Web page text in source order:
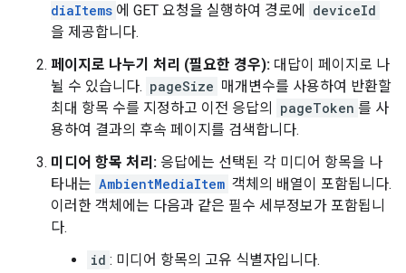
diaItems 에 GET 요청을 실행하여 경로에
deviceId
을 제공합니다.
페이지로 나누기 처리 (필요한 경우): 대답이 페이지로 나
뉠 수 있습니다. pageSize 매개변수를 사용하여 반환할
최대 항목 수를 지정하고 이전 응답의
pageToken 를 사
용하여 결과의 후속 페이지를 검색합니다.
미디어 항목 처리: 응답에는 선택된 각 미디어 항목을 나
타내는 AmbientMediaItem 객체의 배열이 포함됩니다.
이러한 객체에는 다음과 같은 필수 세부정보가 포함됩니
다.
id : 미디어 항목의 고유 식별자입니다.